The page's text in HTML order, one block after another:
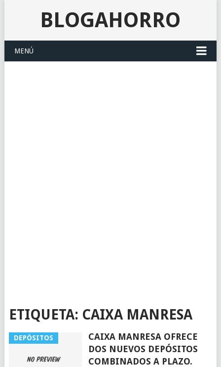
BLOGAHORRO
MENÚ
ETIQUETA: CAIXA MANRESA
DEPÓSITOS
CAIXA MANRESA OFRECE
DOS NUEVOS DEPÓSITOS
COMBINADOS A PLAZO.